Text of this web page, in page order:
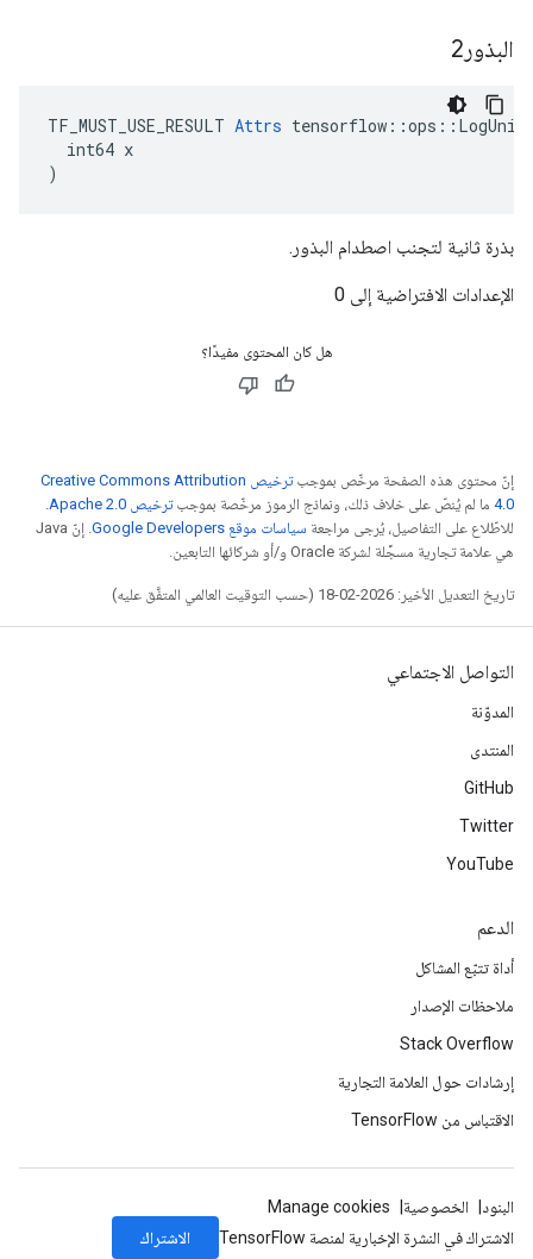
البذور2
TF_MUST_USE_RESULT Attrs
  int64 x
)
بذرة ثانية لتجنب اصطدام البذور.
الإعدادات الافتراضية إلى 0
هل كان المحتوى مفيدًا؟
إنّ محتوى هذه الصفحة مرخّص بموجب
ترخيص Creative Commons Attribution
4.0‏ ما لم يُنصّ على خلاف ذلك، ونماذج الرموز مرخّصة بموجبترخيص Apache 2.0‏
.
للاطّلاع على التفاصيل، يُرجى مراجعة سياسات موقع Google Developers‏
. إنّ Java
هي علامة تجارية مسجَّلة لشركة Oracle و/أو شركائها التابعين.
تاريخ التعديل الأخير: 2026-02-18 (حسب التوقيت العالمي المتفَّق عليه)
التواصل الاجتماعي
المدوّنة
المنتدى
GitHub
Twitter
YouTube
الدعم
أداة تتبّع المشاكل
ملاحظات الإصدار
Stack Overflow
إرشادات حول العلامة التجارية
الاقتباس من TensorFlow
البنود الخصوصية
Manage cookies
الاشتراك في النشرة الإخبارية لمنصة TensorFlow
الاشتراك